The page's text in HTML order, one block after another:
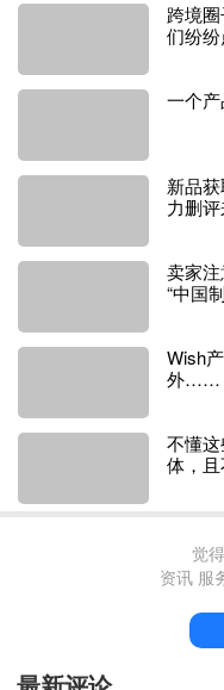
多关注相关的关键
事实上，每一个
键词就会反映出这些差
别注意内容里说了些什
即使你已经选出了
是有必要关注相关的关
些你之前没想到，也
产品相关的新词，从中
利用关键词推广产
得到更多。不管怎样，
跨境
们纷
一个
新品
力删评
卖家
“中国
Wish
外……
不懂
体，且
觉
资讯 服